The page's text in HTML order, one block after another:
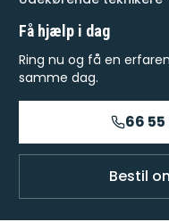
Få hjælp i dag
Ring nu og få en
samme dag.
66 55
Bestil